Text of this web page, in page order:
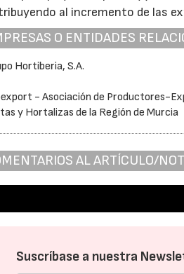
al incremento de las
O ENTIDADES
Hortiberia, S.A.
- Asociación de Productores-
y Hortalizas de la Región de Murcia
AL ARTÍCULO/
Suscríbase a nuestra